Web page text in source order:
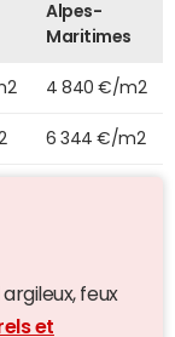
Alpes-
Maritimes
4 840 €/m2
6 344 €/m2
feux
et